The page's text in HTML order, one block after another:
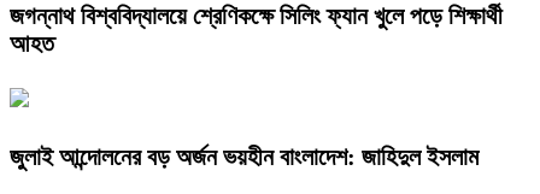
জগন্নাথ বিশ্ববিদ্যালয়ে শ্রেণিকক্ষে সিলিং ফ্যান খুলে পড়ে শিক্ষার্থী
আহত
জুলাই আন্দোলনের বড় অর্জন ভয়হীন বাংলাদেশ: জাহিদুল ইসলাম